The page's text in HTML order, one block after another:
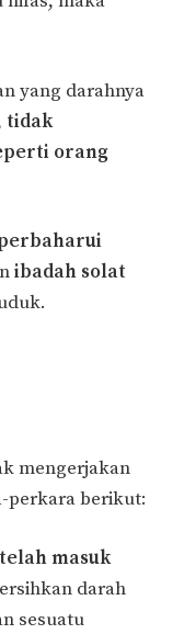
yang darahnya
tidak
orang
ibadah solat
mengerjakan
perkara berikut:
masuk
darah
sesuatu